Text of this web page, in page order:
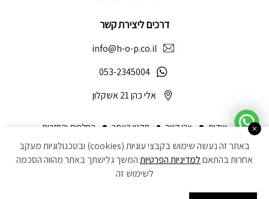
אודות צרו קשר תקנון האתר
החלפות והחזרות
הצהרת נגישות
מדיניות פרטיות ביטול עסקה
דרכים ליצירת קשר
info@h-o-p.co.il
053-2345004
אלי כהן 21 אשקלון
באתר זה נעשה שימוש בקבצי עוגיות (cookies) ובטכנולוגיות מעקב
אחרות בהתאםלמדיניות הפרטיותהמשך גלישתך באתר מהווה הסכמה
לשימוש זה